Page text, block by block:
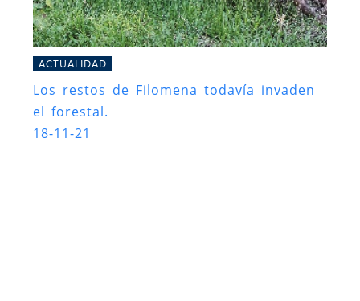
ACTUALIDAD
Los restos de Filomena todavía invaden
el forestal.
18-11-21